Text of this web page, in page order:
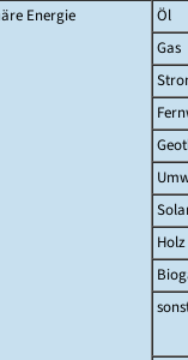
Energie
Öl
Gas
Holz